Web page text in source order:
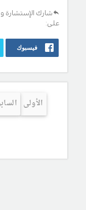
شارك الإستشارة
على:
فيسبوك
الأولى